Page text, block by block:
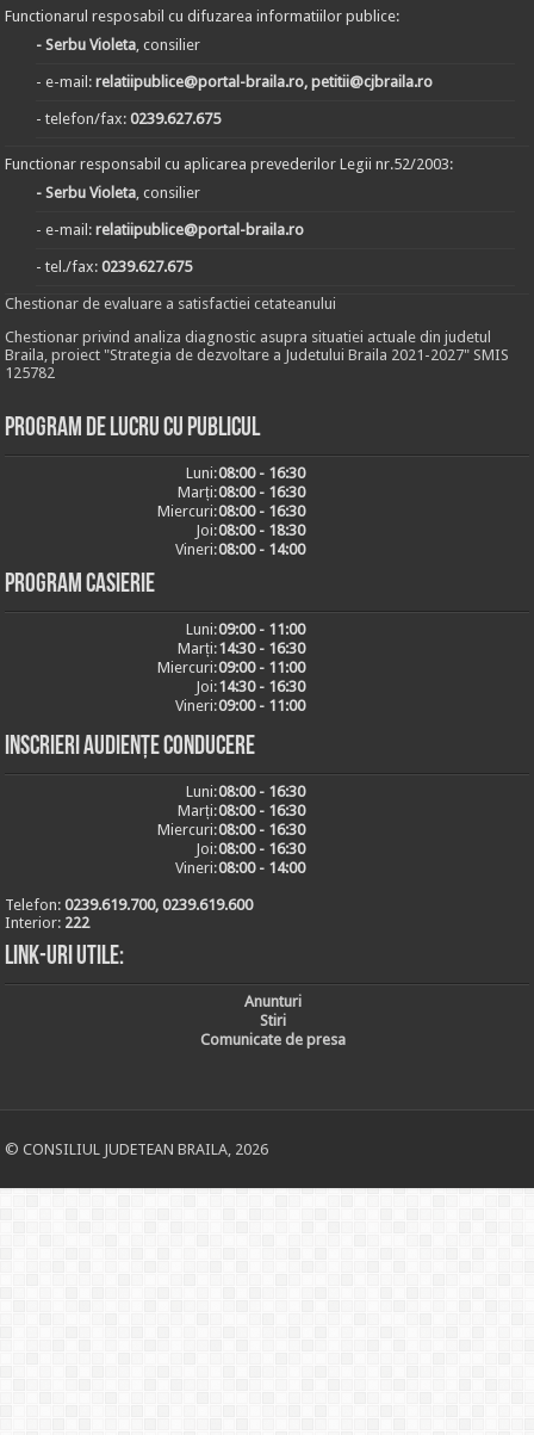
Functionarul resposabil cu difuzarea informatiilor publice:
- Serbu Violeta, consilier
- e-mail:relatiipublice@portal-braila.ro, petitii@cjbraila.ro
- telefon/fax:0239.627.675
Functionar responsabil cu aplicarea prevederilor Legii nr.52/2003:
- Serbu Violeta, consilier
- e-mail:relatiipublice@portal-braila.ro
- tel./fax:0239.627.675
Chestionar de evaluare a satisfactiei cetateanului
Chestionar privind analiza diagnostic asupra situatiei actuale din judetul
Braila, proiect "Strategia de dezvoltare a Judetului Braila 2021-2027" SMIS
125782
Program de lucru cu publicul
Luni:08:00 - 16:30
Marți:08:00 - 16:30
Miercuri:08:00 - 16:30
Joi:08:00 - 18:30
Vineri:08:00 - 14:00
Program casierie
Luni:09:00 - 11:00
Marți:14:30 - 16:30
Miercuri:09:00 - 11:00
Joi:14:30 - 16:30
Vineri:09:00 - 11:00
Inscrieri audiențe conducere
Luni:08:00 - 16:30
Marți:08:00 - 16:30
Miercuri:08:00 - 16:30
Joi:08:00 - 16:30
Vineri:08:00 - 14:00
Telefon:0239.619.700, 0239.619.600
Interior: 222
Link-uri utile:
Anunturi
Stiri
Comunicate de presa
© CONSILIUL JUDETEAN BRAILA, 2026